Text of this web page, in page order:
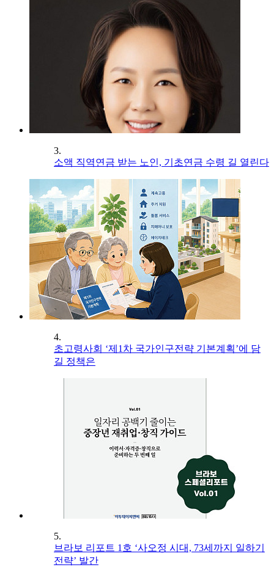
3.
소액 직역연금 받는 노인, 기초연금 수령 길 열린다
4.
초고령사회 ‘제1차 국가인구전략 기본계획’에 담
길 정책은
5.
브라보 리포트 1호 ‘사오정 시대, 73세까지 일하기
전략’ 발간